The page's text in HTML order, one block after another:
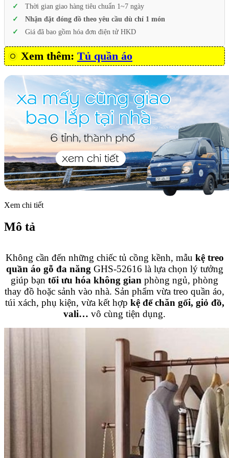
Thời gian giao hàng tiêu chuẩn 1~7 ngày
Nhận đặt đóng đồ theo yêu cầu dù chỉ 1 món
Giá đã bao gồm hóa đơn điện tử HKD
Xem thêm: Tủ quần áo
Xem chi tiết
Mô tả
Không cần đến những chiếc tủ cồng kềnh, mẫu kệ treo
quần áo gỗ đa năng GHS-52616 là lựa chọn lý tưởng
giúp bạn tối ưu hóa không gian phòng ngủ, phòng
thay đồ hoặc sảnh vào nhà. Sản phẩm vừa treo quần áo,
túi xách, phụ kiện, vừa kết hợp kệ để chăn gối, giỏ đồ,
vali… vô cùng tiện dụng.